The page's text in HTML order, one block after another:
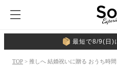
最短で8/9(日)
TOP > 推しへ 結婚祝いに贈る おうち時